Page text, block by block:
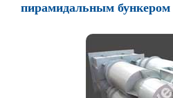
пирамидальным бункером